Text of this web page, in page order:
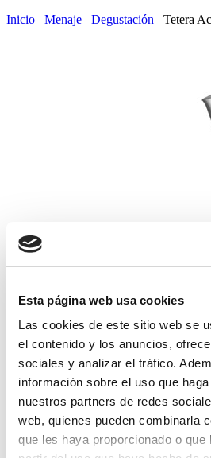
Esta página web usa cookies
Las cookies de este sitio web se
el contenido y los anuncios,
sociales y analizar el tráfico.
información sobre el uso que
nuestros partners de redes
web, quienes pueden combinarla
que les haya proporcionado o que
Inicio
Menaje Degustación Tetera
Tetera Acero Inoxidable
Cantidad